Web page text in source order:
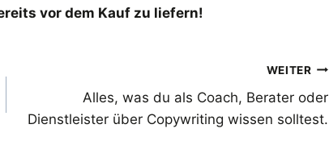
vor dem Kauf zu liefern!
WEITER
Alles, was du als Coach, Berater oder
Dienstleister über Copywriting wissen solltest.